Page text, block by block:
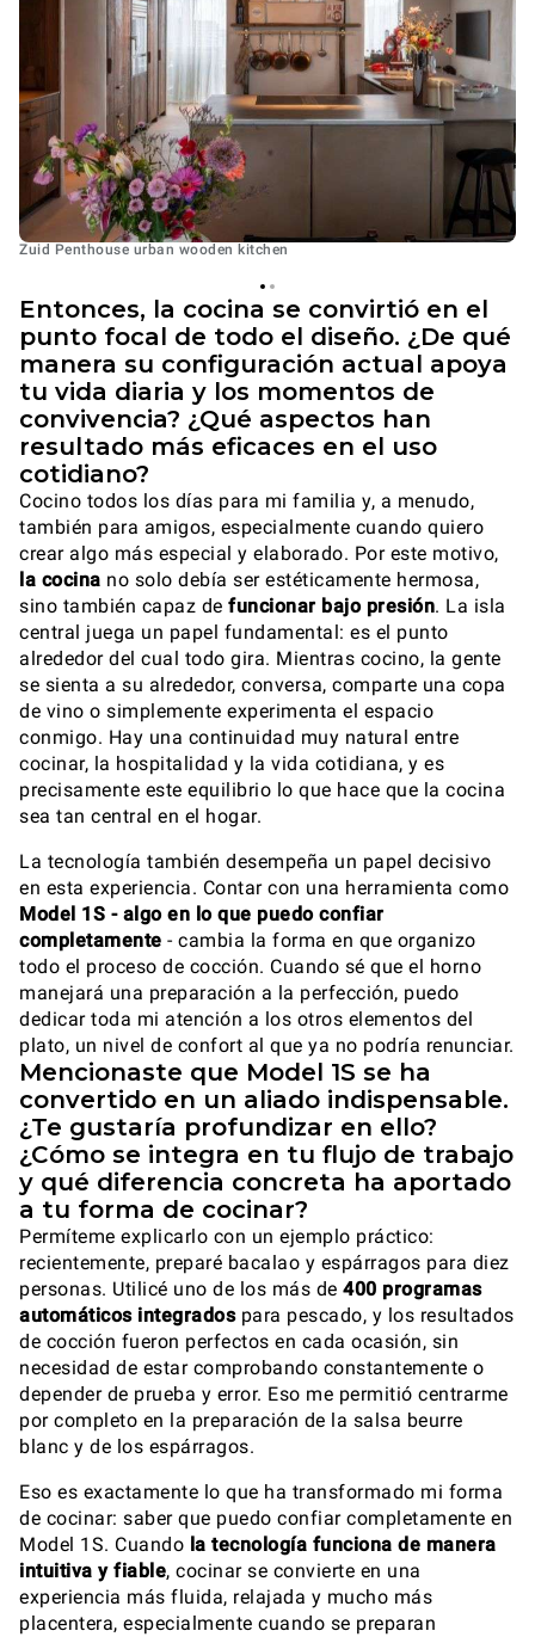
Zuid Penthouse urban wooden kitchen
Entonces, la cocina se convirtió en el
punto focal de todo el diseño. ¿De qué
manera su configuración actual apoya
tu vida diaria y los momentos de
convivencia? ¿Qué aspectos han
resultado más eficaces en el uso
cotidiano?
Cocino todos los días para mi familia y, a menudo,
también para amigos, especialmente cuando quiero
crear algo más especial y elaborado. Por este motivo,
la cocina no solo debía ser estéticamente hermosa,
sino también capaz de funcionar bajo presión. La isla
central juega un papel fundamental: es el punto
alrededor del cual todo gira. Mientras cocino, la gente
se sienta a su alrededor, conversa, comparte una copa
de vino o simplemente experimenta el espacio
conmigo. Hay una continuidad muy natural entre
cocinar, la hospitalidad y la vida cotidiana, y es
precisamente este equilibrio lo que hace que la cocina
sea tan central en el hogar.
La tecnología también desempeña un papel decisivo
en esta experiencia. Contar con una herramienta como
Model 1S - algo en lo que puedo confiar
completamente - cambia la forma en que organizo
todo el proceso de cocción. Cuando sé que el horno
manejará una preparación a la perfección, puedo
dedicar toda mi atención a los otros elementos del
plato, un nivel de confort al que ya no podría renunciar.
Mencionaste que Model 1S se ha
convertido en un aliado indispensable.
¿Te gustaría profundizar en ello?
¿Cómo se integra en tu flujo de trabajo
y qué diferencia concreta ha aportado
a tu forma de cocinar?
Permíteme explicarlo con un ejemplo práctico:
recientemente, preparé bacalao y espárragos para diez
personas. Utilicé uno de los más de 400 programas
automáticos integradospara pescado, y los resultados
de cocción fueron perfectos en cada ocasión, sin
necesidad de estar comprobando constantemente o
depender de prueba y error. Eso me permitió centrarme
por completo en la preparación de la salsa beurre
blanc y de los espárragos.
Eso es exactamente lo que ha transformado mi forma
de cocinar: saber que puedo confiar completamente en
Model 1S. Cuando la tecnología funciona de manera
intuitiva y fiable, cocinar se convierte en una
experiencia más fluida, relajada y mucho más
placentera, especialmente cuando se preparan